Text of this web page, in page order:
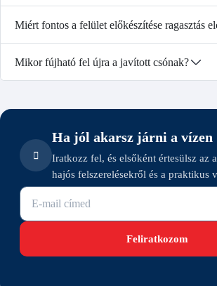
Miért fontos a felület előkészítése ragasztás
Mikor fújható fel újra a javított csónak?
Ha jól akarsz járni a vízen
Iratkozz fel, és elsőként értesülsz az
hajós felszerelésekről és a praktikus
E-mail cím
Feliratkozom